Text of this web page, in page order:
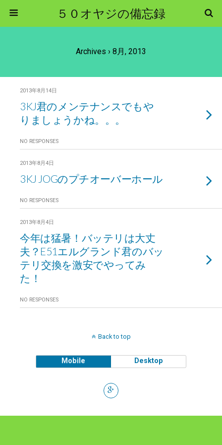
５０オヤジの備忘録
Archives › 8月, 2013
2013年8月14日
3KJ君のメンテナンスでもや
りましょうかね。。。
NO RESPONSES
2013年8月4日
3KJ JOGのプチオーバーホール
NO RESPONSES
2013年8月4日
今年は猛暑！バッテリは大丈
夫？E51エルグランド君のバッ
テリ交換を激安でやってみ
た！
NO RESPONSES
Back to top
Mobile Desktop